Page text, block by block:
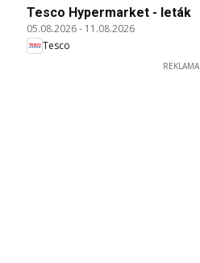
Tesco Hypermarket - leták
05.08.2026- 11.08.2026
Tesco
REKLAMA